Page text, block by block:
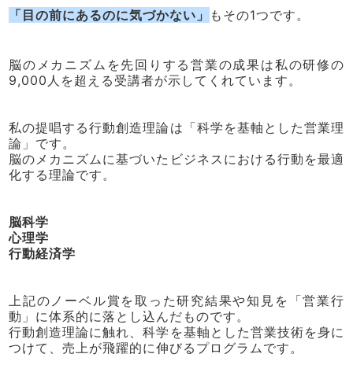
「目の前にあるのに気づかない」 もその1つです。
脳のメカニズムを先回りする営業の成果は私の研修の
9,000人を超える受講者が示してくれています。
私の提唱する行動創造理論は「科学を基軸とした営業理
論」です。
脳のメカニズムに基づいたビジネスにおける行動を最適
化する理論です。
脳科学
心理学
行動経済学
上記のノーベル賞を取った研究結果や知見を「営業行
動」に体系的に落とし込んだものです。
行動創造理論に触れ、科学を基軸とした営業技術を身に
つけて、売上が飛躍的に伸びるプログラムです。